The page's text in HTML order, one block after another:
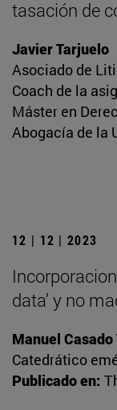
tasación de
Javier Tarjuelo
Asociado de
Coach de la
Máster en
Abogacía de la
12 | 12 | 2023
data’ y no
Manuel
Catedrático
Publicado en: